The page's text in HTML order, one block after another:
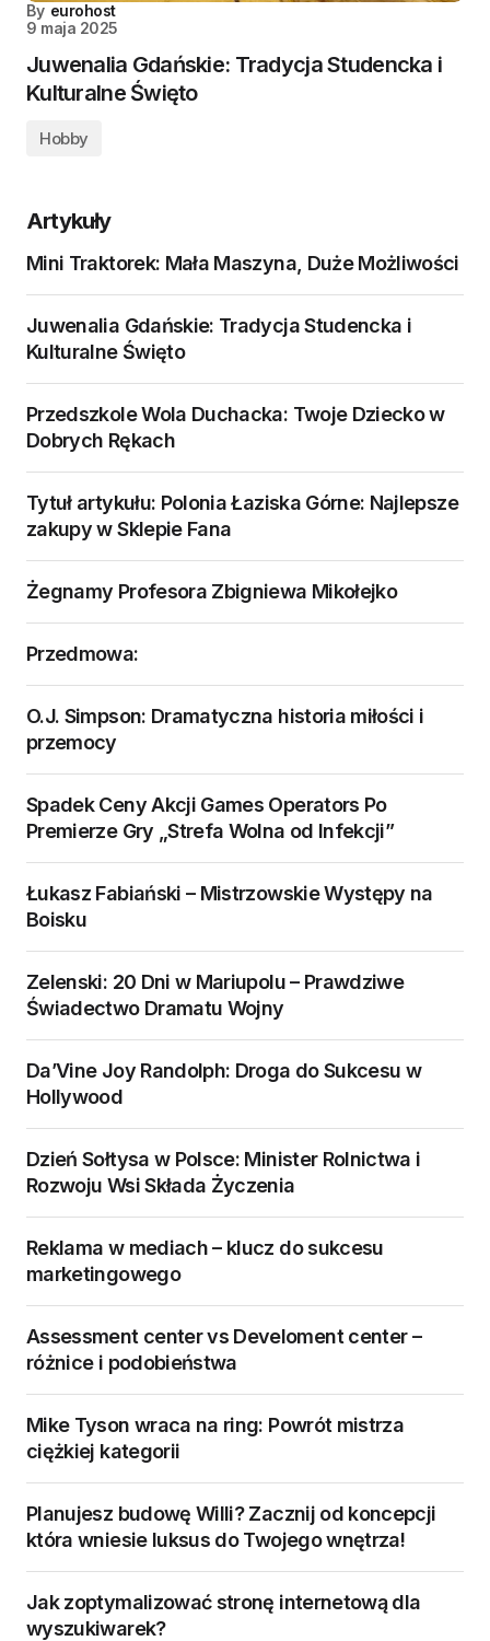
By eurohost
9 maja 2025
Juwenalia Gdańskie: Tradycja Studencka i
Kulturalne Święto
Hobby
Artykuły
Mini Traktorek: Mała Maszyna, Duże Możliwości
Juwenalia Gdańskie: Tradycja Studencka i
Kulturalne Święto
Przedszkole Wola Duchacka: Twoje Dziecko w
Dobrych Rękach
Tytuł artykułu: Polonia Łaziska Górne: Najlepsze
zakupy w Sklepie Fana
Żegnamy Profesora Zbigniewa Mikołejko
Przedmowa:
O.J. Simpson: Dramatyczna historia miłości i
przemocy
Spadek Ceny Akcji Games Operators Po
Premierze Gry „Strefa Wolna od Infekcji”
Łukasz Fabiański – Mistrzowskie Występy na
Boisku
Zelenski: 20 Dni w Mariupolu – Prawdziwe
Świadectwo Dramatu Wojny
Da’Vine Joy Randolph: Droga do Sukcesu w
Hollywood
Dzień Sołtysa w Polsce: Minister Rolnictwa i
Rozwoju Wsi Składa Życzenia
Reklama w mediach – klucz do sukcesu
marketingowego
Assessment center vs Develoment center –
różnice i podobieństwa
Mike Tyson wraca na ring: Powrót mistrza
ciężkiej kategorii
Planujesz budowę Willi? Zacznij od koncepcji
która wniesie luksus do Twojego wnętrza!
Jak zoptymalizować stronę internetową dla
wyszukiwarek?